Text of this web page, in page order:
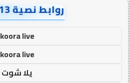
روابط نصية AA80513
koora live
koora live
يلا شوت